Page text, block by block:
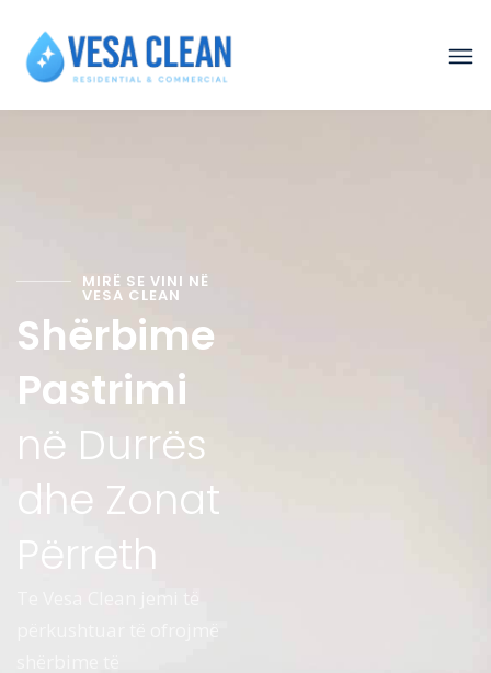
MIRË SE VINI NË
VESA CLEAN
Shërbime
Pastrimi
në Durrës
dhe Zonat
Përreth